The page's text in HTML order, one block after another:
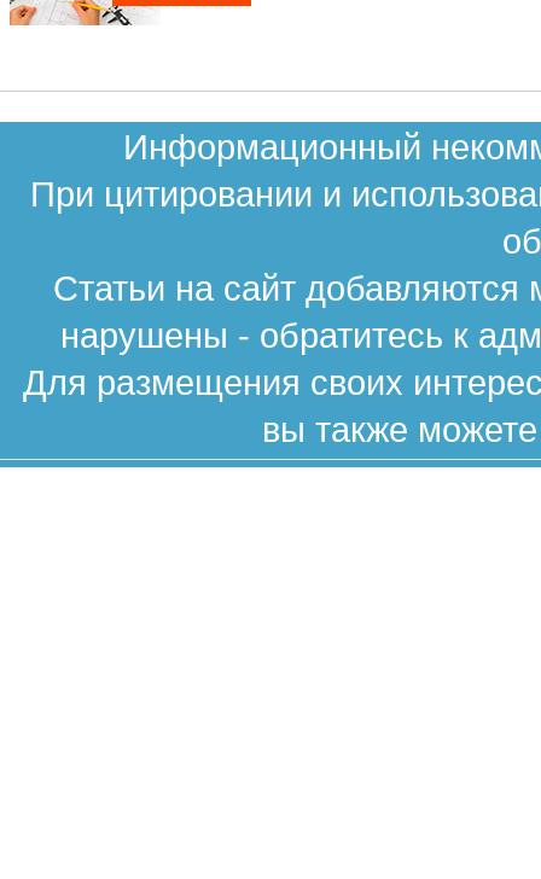
Информационный
При цитировании и
Статьи на сайт
нарушены - обратитесь к
Для размещения своих
вы также